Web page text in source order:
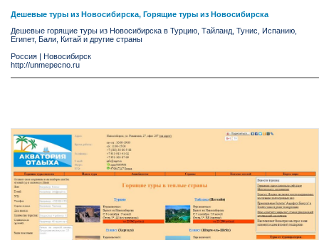
Дешевые туры из Новосибирска, Горящие туры из Новосибирска
Дешевые горящие туры из Новосибирска в Турцию, Тайланд, Тунис, Испанию,
Египет, Бали, Китай и другие страны
Россия | Новосибирск
http://unmepecno.ru